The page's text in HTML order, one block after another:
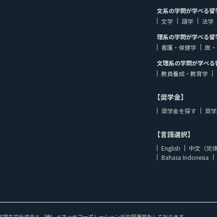
文系の学問が学べる留
文学
語学
法学
理系の学問が学べる留
看護・保健学
医
文理系の学問が学べ
教員養成・教育学
【奨学金】
奨学金を探す 奨
【言語選択】
English
中文（简
Bahasa Indonesia